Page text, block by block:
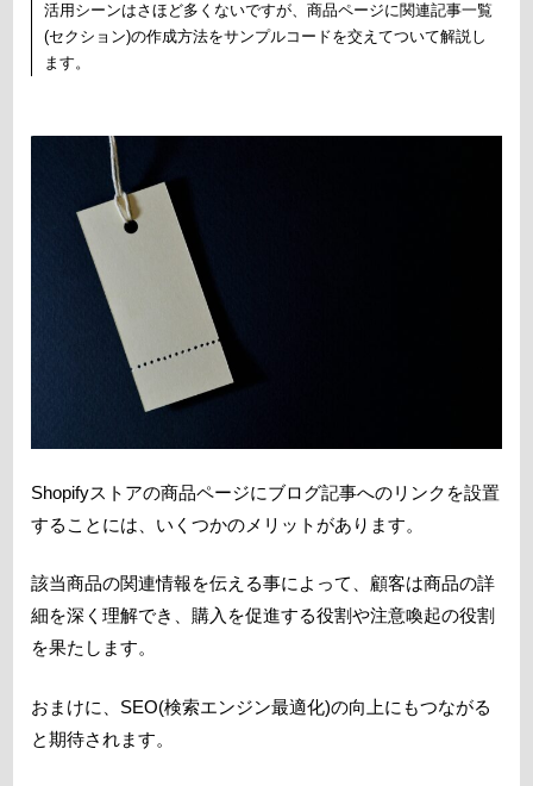
活用シーンはさほど多くないですが、商品ページに関連記事一覧
(セクション)の作成方法をサンプルコードを交えてついて解説し
ます。
Shopifyストアの商品ページにブログ記事へのリンクを設置
することには、いくつかのメリットがあります。
該当商品の関連情報を伝える事によって、顧客は商品の詳
細を深く理解でき、購入を促進する役割や注意喚起の役割
を果たします。
おまけに、SEO(検索エンジン最適化)の向上にもつながる
と期待されます。